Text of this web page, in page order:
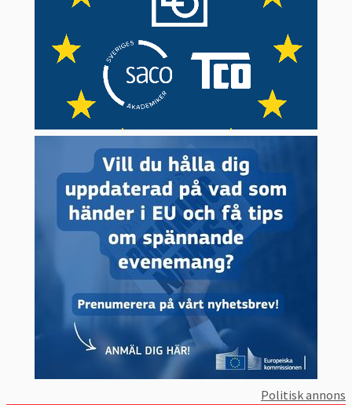
Politisk annons